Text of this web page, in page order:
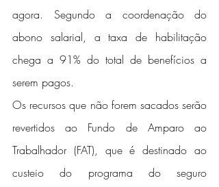
agora. Segundo a coordenação do
abono salarial, a taxa de habilitação
chega a 91% do total de benefícios a
serem pagos.
Os recursos que não forem sacados serão
revertidos ao Fundo de Amparo ao
Trabalhador (FAT), que é destinado ao
custeio do programa do seguro